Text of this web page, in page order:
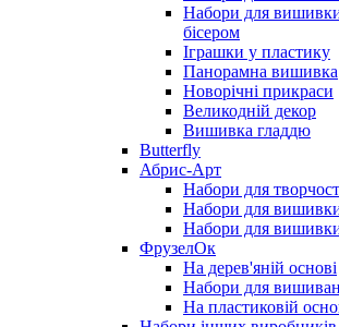
Набори для
бісером
Іграшки у пластику
Панорамна вишивка
Новорічні прикраси
Великодній декор
Вишивка гладдю
Butterfly
Абрис-Арт
Набори для
Набори для
Набори для
ФрузелОк
На дерев'яній основі
Набори для
На пластиковій